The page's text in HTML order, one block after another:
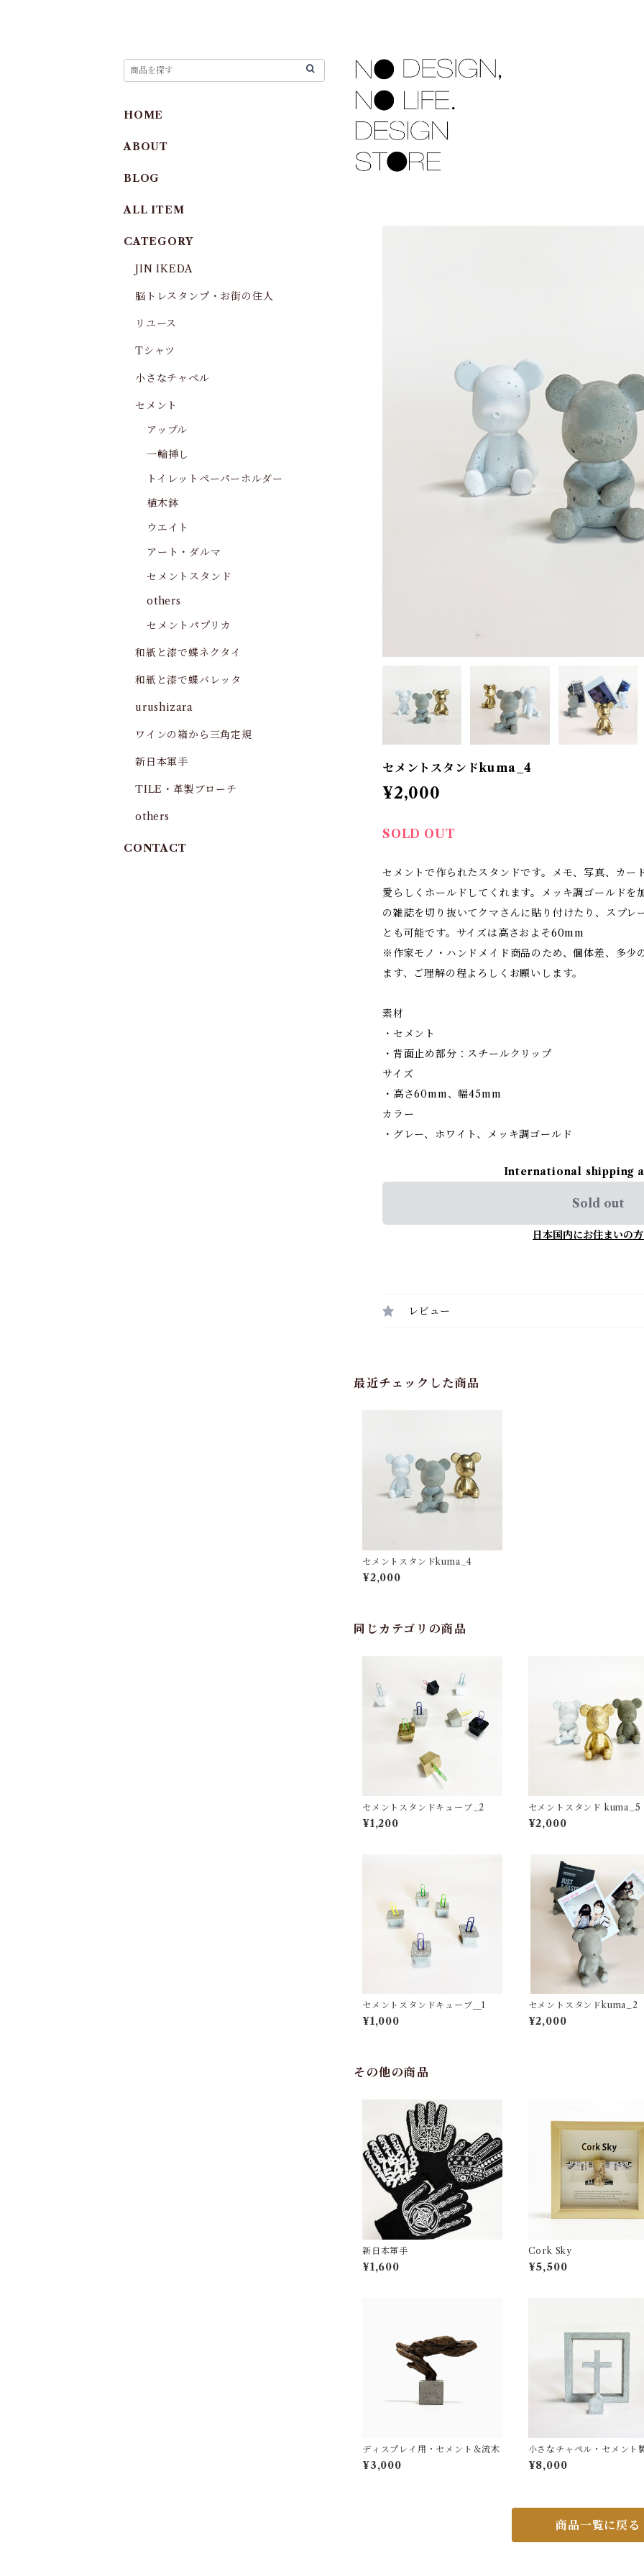
セメントスタンドkuma_4
¥2,000
SOLD OUT
セメントで作られたスタンドです。メモ、写真、カー
愛らしくホールドしてくれます。メッキ調ゴールドを
の雑誌を切り抜いてクマさんに貼り付けたり、スプレ
とも可能です。サイズは高さおよそ60mm
※作家モノ・ハンドメイド商品のため、個体差、多少
ます、ご理解の程よろしくお願いします。
素材
・セメント
・背面止め部分：スチールクリップ
サイズ
・高さ60mm、幅45mm
カラー
・グレー、ホワイト、メッキ調ゴールド
International shipping
Sold out
日本国内にお住まいの
レビュー
最近チェックした商品
セメントスタンドkuma_4
¥2,000
同じカテゴリの商品
セメントスタンドキューブ_2
¥1,200
セメントスタンド kuma_5
¥2,000
セメントスタンドキューブ＿1
¥1,000
セメントスタンドkuma_2
¥2,000
その他の商品
新日本軍手
¥1,600
Cork Sky
¥5,500
ディスプレイ用・セメント＆流木
¥3,000
小さなチャペル・セメント
¥8,000
商品一覧に戻る
HOME
ABOUT
BLOG
ALL ITEM
CATEGORY
JIN IKEDA
脳トレスタンプ・お街の住人
リユース
Tシャツ
小さなチャペル
セメント
アップル
一輪挿し
トイレットペーパーホルダー
植木鉢
ウエイト
アート・ダルマ
セメントスタンド
others
セメントパプリカ
和紙と漆で蝶ネクタイ
和紙と漆で蝶バレッタ
urushizara
ワインの箱から三角定規
新日本軍手
TILE・革製ブローチ
others
CONTACT